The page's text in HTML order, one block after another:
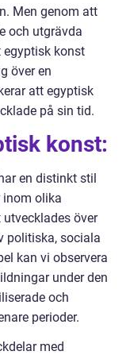
Men genom att
och utgrävda
egyptisk konst
över en
att egyptisk
på sin tid.
konst:
en distinkt stil
inom olika
utvecklades över
politiska, sociala
kan vi observera
under den
och
perioder.
med